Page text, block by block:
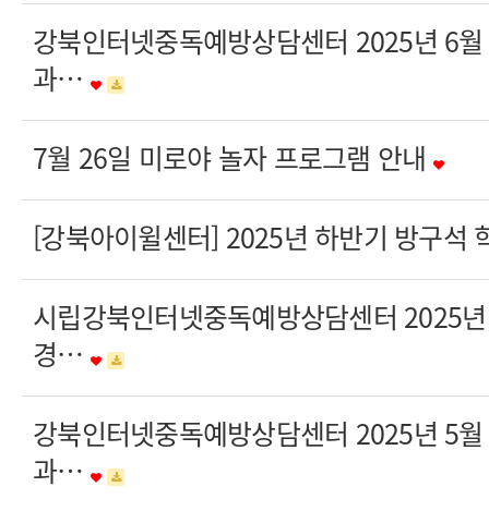
강북인터넷중독예방상담센터 2025년 6
과…
7월 26일 미로야 놀자 프로그램 안내
[강북아이윌센터] 2025년 하반기 방구
시립강북인터넷중독예방상담센터 2025
경…
강북인터넷중독예방상담센터 2025년 5
과…